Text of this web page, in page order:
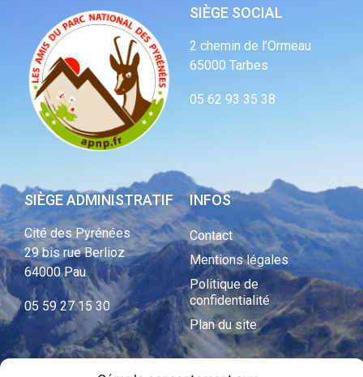
SIÈGE SOCIAL
2 chemin de l’Ormeau
65000 Tarbes
05 62 93 35 38
SIÈGE ADMINISTRATIF
Cité des Pyrénées
29 bis rue Berlioz
64000 Pau
05 59 27 15 30
INFOS
Contact
Mentions légales
Politique de
confidentialité
Plan du site